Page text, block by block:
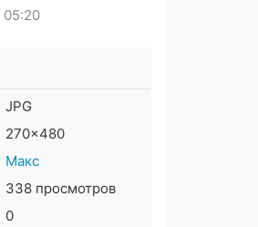
05:20
JPG
270×480
Макс
338 просмотров
0